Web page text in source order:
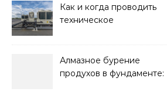
Как и когда проводить
техническое
Алмазное бурение
продухов в фундаменте: